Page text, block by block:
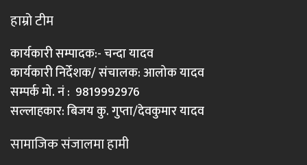
हाम्रो टीम
कार्यकारी सम्पादक:- चन्दा यादव
कार्यकारी निर्देशक/ संचालक: आलोक यादव
सम्पर्क मो. नं : 9819992976
सल्लाहकार: बिजय कु. गुप्ता/देवकुमार यादव
सामाजिक संजालमा हामी